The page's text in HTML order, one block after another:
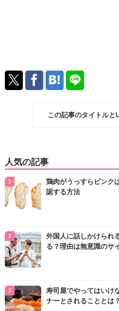
この記事のタイトルと
人気の記事
鶏肉がうっすらピンク
認する方法
外国人に話しかけられ
る？理由は無意識のサ
寿司屋でやってはい
ナーとされることとは？